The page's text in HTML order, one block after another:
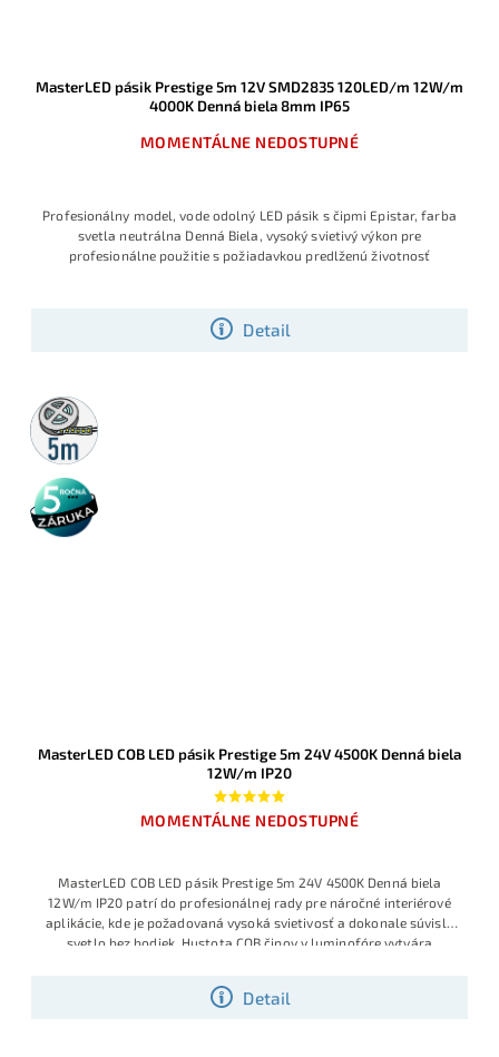
MasterLED pásik Prestige 5m 12V SMD2835 120LED/m 12W/m
4000K Denná biela 8mm IP65
MOMENTÁLNE NEDOSTUPNÉ
Detail
Profesionálny model, vode odolný LED pásik s čipmi Epistar, farba
svetla neutrálna Denná Biela, vysoký svietivý výkon pre
profesionálne použitie s požiadavkou predlženú životnosť
5m
rolka
5 rokov
záruka
MasterLED COB LED pásik Prestige 5m 24V 4500K Denná biela
12W/m IP20
MOMENTÁLNE NEDOSTUPNÉ
Detail
MasterLED COB LED pásik Prestige 5m 24V 4500K Denná biela
12W/m IP20 patrí do profesionálnej rady pre náročné interiérové
aplikácie, kde je požadovaná vysoká svietivosť a dokonale súvislé
svetlo bez bodiek. Hustota COB čipov v luminofóre vytvára
kuchýň, kancelárií, pracovných zón či komerčných priestorov a
príkonom 12W/m poskytuje veľmi intenzívne osvetlenie pri